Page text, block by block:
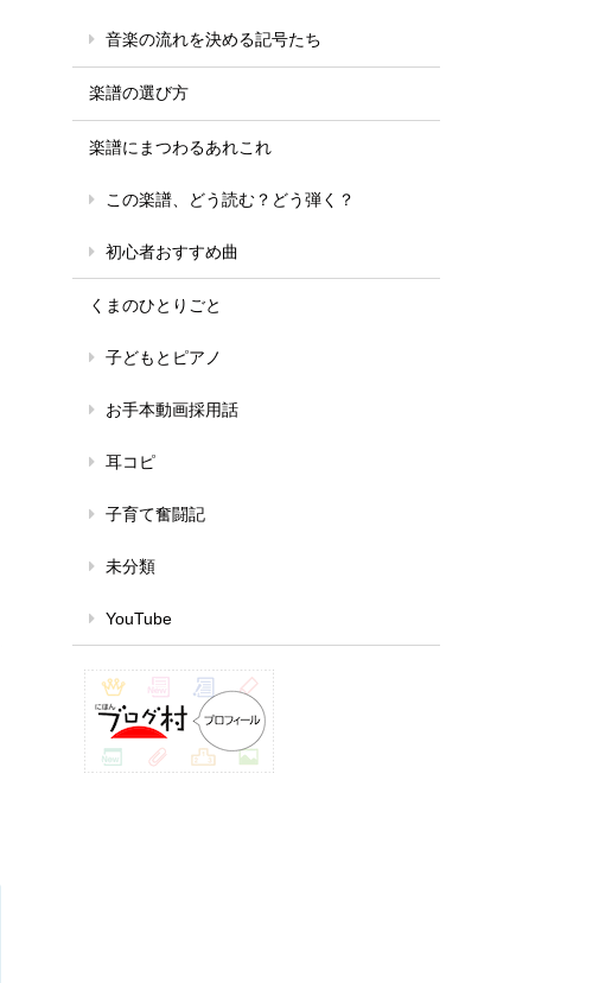
音楽の流れを決める記号たち
楽譜の選び方
楽譜にまつわるあれこれ
この楽譜、どう読む？どう弾く？
初心者おすすめ曲
くまのひとりごと
子どもとピアノ
お手本動画採用話
耳コピ
子育て奮闘記
未分類
YouTube